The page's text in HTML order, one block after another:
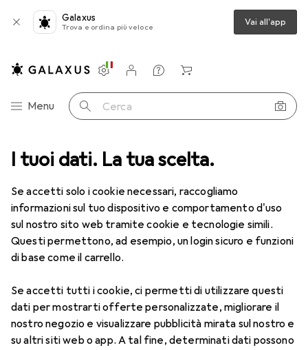
I tuoi dati. La tua scelta.
Se accetti solo i cookie necessari, raccogliamo
informazioni sul tuo dispositivo e comportamento d'uso
sul nostro sito web tramite cookie e tecnologie simili.
Questi permettono, ad esempio, un login sicuro e funzioni
di base come il carrello.
Se accetti tutti i cookie, ci permetti di utilizzare questi
dati per mostrarti offerte personalizzate, migliorare il
nostro negozio e visualizzare pubblicità mirata sul nostro e
su altri siti web o app. A tal fine, determinati dati possono
Galaxus
Trova e ordina più veloce Vai all'app
Categoria Navigazione
Menu Cerca
Impostazioni
Conto cliente
Liste di confronto
Liste dei desideri
Carrello
Audio Altoparlante smart Google Nest Mini Gen 2
19 immagini
Google Nest Mini Gen 2
Google Assistant, IFTTT
1207
Valutazioni Marca
Altri prodotti Google
Rapporti di prova